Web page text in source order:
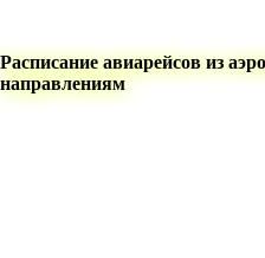
Расписание авиарейсов из
направлениям